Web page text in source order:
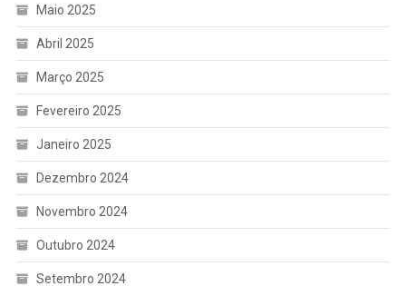
Maio 2025
Abril 2025
Março 2025
Fevereiro 2025
Janeiro 2025
Dezembro 2024
Novembro 2024
Outubro 2024
Setembro 2024